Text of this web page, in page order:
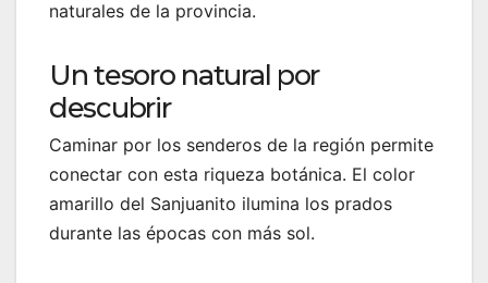
naturales de la provincia.
Un tesoro natural por
descubrir
Caminar por los senderos de la región permite
conectar con esta riqueza botánica. El color
amarillo del Sanjuanito ilumina los prados
durante las épocas con más sol.